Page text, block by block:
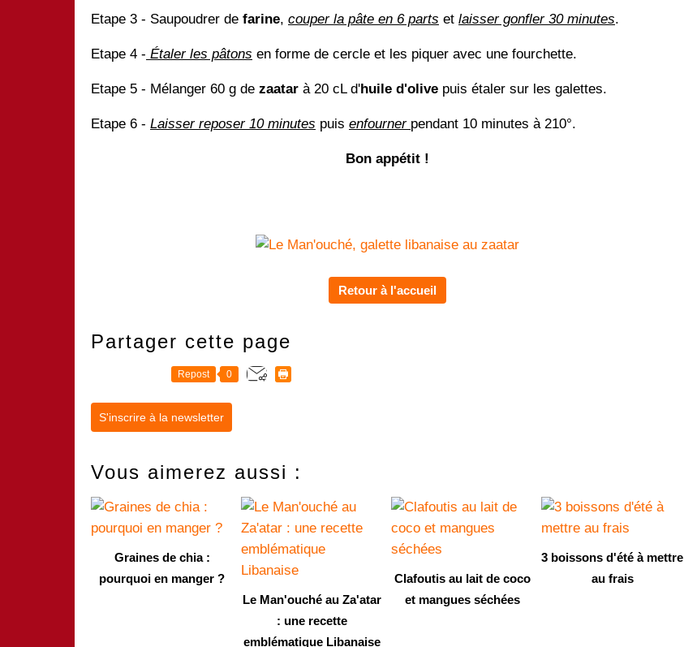
Etape 3 - Saupoudrer de farine, couper la pâte en 6 parts et laisser gonfler 30 minutes.
Etape 4 - Étaler les pâtons en forme de cercle et les piquer avec une fourchette.
Etape 5 - Mélanger 60 g de zaatar à 20 cL d'huile d'olive puis étaler sur les galettes.
Etape 6 - Laisser reposer 10 minutes puis enfourner pendant 10 minutes à 210°.
Bon appétit !
Retour à l'accueil
Partager cette page
Repost 0
S'inscrire à la newsletter
Vous aimerez aussi :
Graines de chia :
pourquoi en manger ?
Le Man'ouché au Za'atar
: une recette
emblématique Libanaise
Clafoutis au lait de coco
et mangues séchées
3 boissons d'été à mettre
au frais